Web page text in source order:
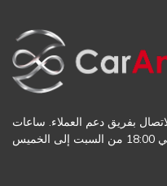
بفريق دعم العملاء. ساعات